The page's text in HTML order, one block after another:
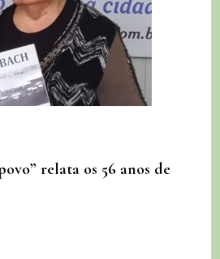
relata os 56 anos de